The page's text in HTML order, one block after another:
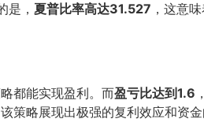
是， 夏普比率高达31.527 ，这意
都能实现盈利。而盈亏比达到1.6
策略展现出极强的复利效应和资金